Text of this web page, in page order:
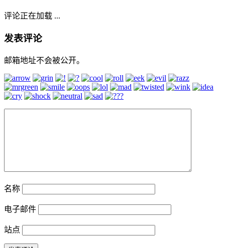
评论正在加载 ...
发表评论
邮箱地址不会被公开。
名称
电子邮件
站点